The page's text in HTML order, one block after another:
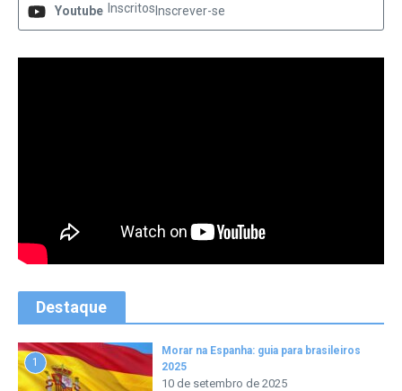
Youtube Inscritos Inscrever-se
Destaque
1
Morar na Espanha: guia para brasileiros
2025
10 de setembro de 2025